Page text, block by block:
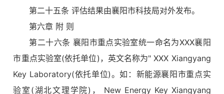
第二十五条 评估结果由襄阳市科技局对外发布。
第六章 附 则
第二十六条 襄阳市重点实验室统一命名为XXX襄阳
市重点实验室(依托单位)，英文名称为" XXX Xiangyang
Key Laboratory(依托单位)。如：新能源襄阳市重点实
验室(湖北文理学院)， New Energy Key Xiangyang